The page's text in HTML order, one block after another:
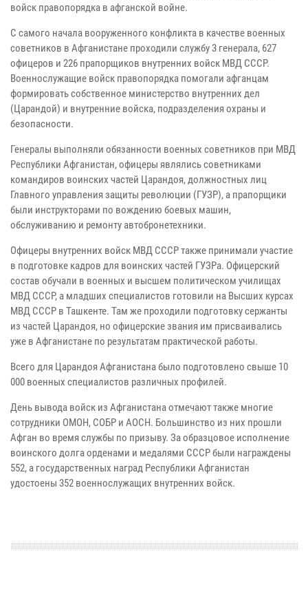
войск правопорядка в афганской войне.
С самого начала вооруженного конфликта в качестве военных
советников в Афганистане проходили службу 3 генерала, 627
офицеров и 226 прапорщиков внутренних войск МВД СССР.
Военнослужащие войск правопорядка помогали афганцам
формировать собственное министерство внутренних дел
(Царандой) и внутренние войска, подразделения охраны и
безопасности.
Генералы выполняли обязанности военных советников при МВД
Республики Афганистан, офицеры являлись советниками
командиров воинских частей Царандоя, должностных лиц
Главного управления защиты революции (ГУЗР), а прапорщики
были инструкторами по вождению боевых машин,
обслуживанию и ремонту автобронетехники.
Офицеры внутренних войск МВД СССР также принимали участие
в подготовке кадров для воинских частей ГУЗРа. Офицерский
состав обучали в военных и высшем политическом училищах
МВД СССР, а младших специалистов готовили на Высших курсах
МВД СССР в Ташкенте. Там же проходили подготовку сержанты
из частей Царандоя, но офицерские звания им присваивались
уже в Афганистане по результатам практической работы.
Всего для Царандоя Афганистана было подготовлено свыше 10
000 военных специалистов различных профилей.
День вывода войск из Афганистана отмечают также многие
сотрудники ОМОН, СОБР и АОСН. Большинство из них прошли
Афган во время службы по призыву. За образцовое исполнение
воинского долга орденами и медалями СССР были награждены
552, а государственных наград Республики Афганистан
удостоены 352 военнослужащих внутренних войск.